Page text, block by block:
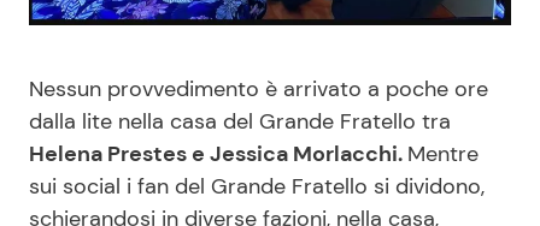
Casa
Moda e Style
Mondo Mamma
Consigli di Cucina
Dolci
Le Ricette in TV
Nessun provvedimento è arrivato a poche ore
dalla lite nella casa del Grande Fratello tra
Helena Prestes e Jessica Morlacchi. Mentre
sui social i fan del Grande Fratello si dividono,
schierandosi in diverse fazioni, nella casa,